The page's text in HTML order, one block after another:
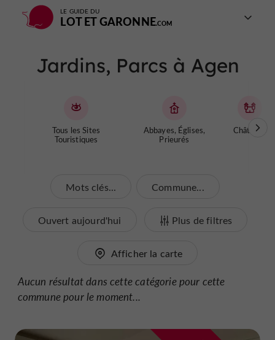
LE GUIDE DU
LOT ET GARONNE
Jardins, Parcs à Agen
Tous les Sites
Touristiques
Abbayes, Églises,
Prieurés
Châteaux
Mots clés... Commune...
Ouvert aujourd'hui Plus de filtres
Afficher la carte
Aucun résultat dans cette catégorie pour cette
commune pour le moment...